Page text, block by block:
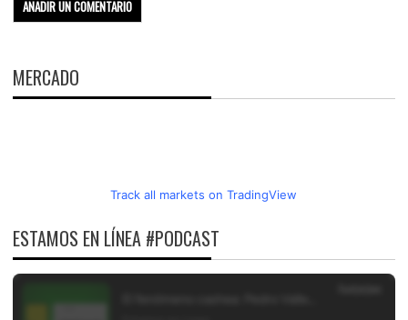
MERCADO
Track all markets on TradingView
ESTAMOS EN LÍNEA #PODCAST